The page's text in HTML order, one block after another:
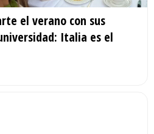
el verano con sus
Italia es el